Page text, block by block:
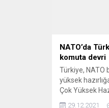
NATO’da
komuta devri
Türkiye, NATO
yüksek
Çok Yüksek
29.12.2021